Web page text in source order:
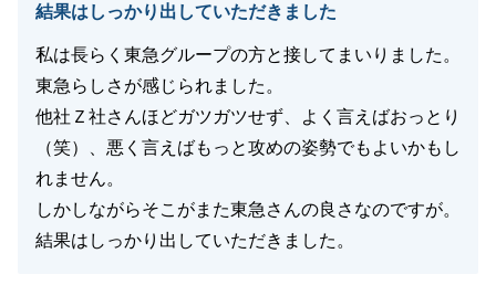
結果はしっかり出していただきました
私は長らく東急グループの方と接してまいりました。
東急らしさが感じられました。
他社Ｚ社さんほどガツガツせず、よく言えばおっとり
（笑）、悪く言えばもっと攻めの姿勢でもよいかもし
れません。
しかしながらそこがまた東急さんの良さなのですが。
結果はしっかり出していただきました。